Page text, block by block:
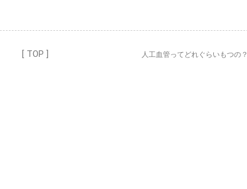
[ TOP ] 人工血管ってどれぐらいもつの？